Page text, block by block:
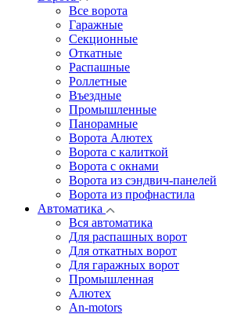
Все ворота
Гаражные
Секционные
Откатные
Распашные
Роллетные
Въездные
Промышленные
Панорамные
Ворота Алютех
Ворота с калиткой
Ворота c окнами
Ворота из сэндвич-панелей
Ворота из профнастила
Автоматика
Вся автоматика
Для распашных ворот
Для откатных ворот
Для гаражных ворот
Промышленная
Алютех
An-motors